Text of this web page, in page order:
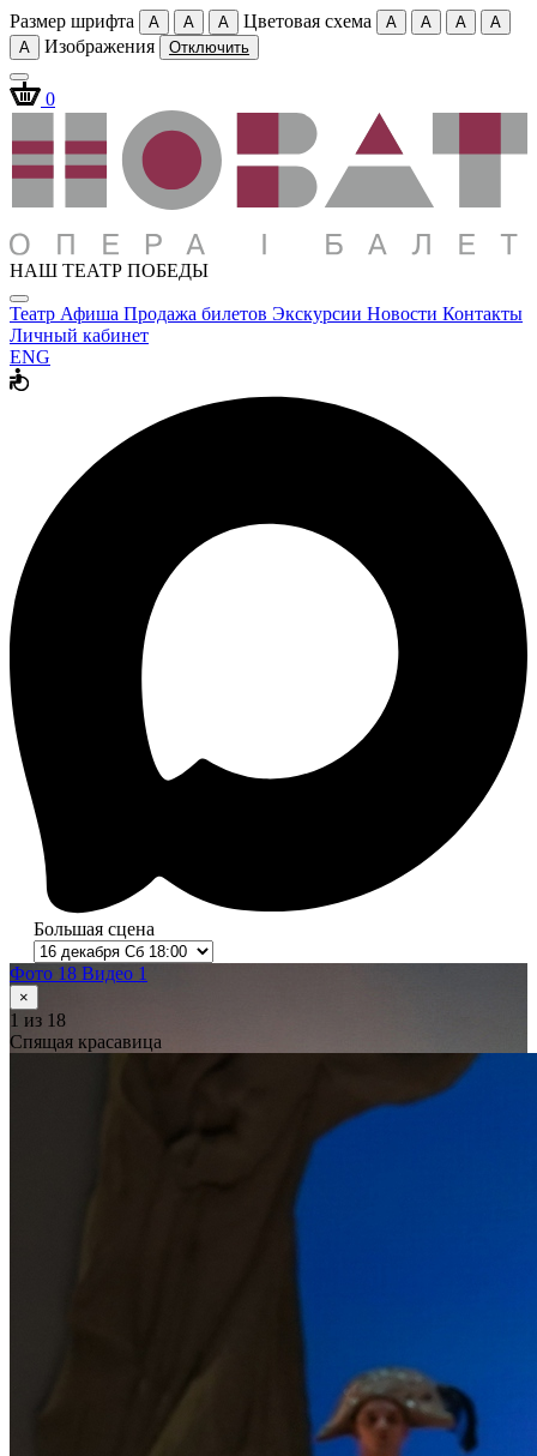
Размер шрифта A A A Цветовая схема A A A
A
A
Изображения Отключить
0
НАШ ТЕАТР ПОБЕДЫ
Театр Афиша Продажа билетов Экскурсии Новости Контакты
Личный кабинет
ENG
Большая сцена
Фото 18 Видео 1
×
1 из 18
Спящая красавица